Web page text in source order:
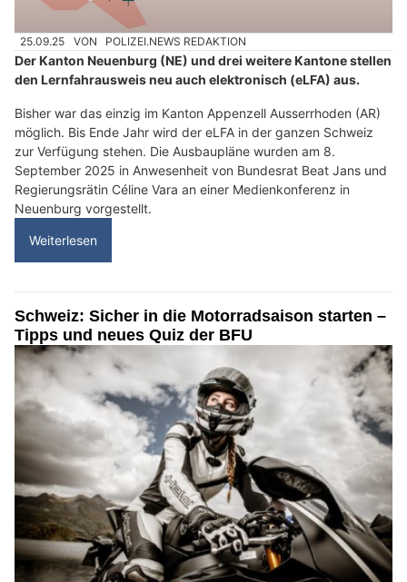
25.09.25 VON POLIZEI.NEWS REDAKTION
Der Kanton Neuenburg (NE) und drei weitere Kantone stellen
den Lernfahrausweis neu auch elektronisch (eLFA) aus.
Bisher war das einzig im Kanton Appenzell Ausserrhoden (AR)
möglich. Bis Ende Jahr wird der eLFA in der ganzen Schweiz
zur Verfügung stehen. Die Ausbaupläne wurden am 8.
September 2025 in Anwesenheit von Bundesrat Beat Jans und
Regierungsrätin Céline Vara an einer Medienkonferenz in
Neuenburg vorgestellt.
Weiterlesen
Schweiz: Sicher in die Motorradsaison starten –
Tipps und neues Quiz der BFU